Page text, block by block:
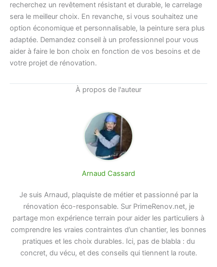
recherchez un revêtement résistant et durable, le carrelage
sera le meilleur choix. En revanche, si vous souhaitez une
option économique et personnalisable, la peinture sera plus
adaptée. Demandez conseil à un professionnel pour vous
aider à faire le bon choix en fonction de vos besoins et de
votre projet de rénovation.
À propos de l'auteur
Arnaud Cassard
Je suis Arnaud, plaquiste de métier et passionné par la
rénovation éco-responsable. Sur PrimeRenov.net, je
partage mon expérience terrain pour aider les particuliers à
comprendre les vraies contraintes d’un chantier, les bonnes
pratiques et les choix durables. Ici, pas de blabla : du
concret, du vécu, et des conseils qui tiennent la route.